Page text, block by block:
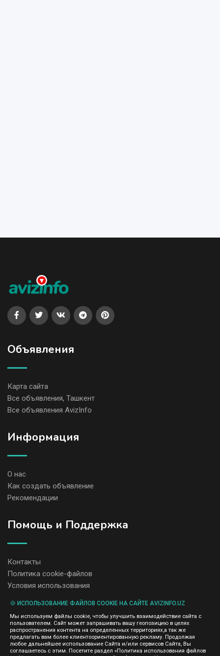
Объявления
Карта сайта
Все объявления, Ташкент
Все объявления AvizInfo
Информация
О нас
Как создать объявление
Рекомендации
Помощь и Поддержка
Контакты
Политика cookie-файлов
Условия использования
содержание размещенных объявлений.
Мы ценим конфиденциальность наших пользователей. Мы не
передаем и не продаем личную информацию зарегистрированных
пользователей AvizInfo.uz третьим лицам. Мы не отвечаем за
правила конфиденциальности сайтов на которые ссылается
🍪 ИСПОЛЬЗОВАНИЕ ФАЙЛОВ COOKIE НА САЙТЕ AVIZINFO.UZ
Мы используем файлы cookie, чтобы улучшить взаимодействие сайта с
пользователем. Сайт может запрашивать вашу геопозицию в целях
распространения контента на определенных территориях,а так же
предлагать вам более клиентоориентированную рекламу. Продолжая
любое дальнейшее использование Сайта и/или сервисов Сайта, Вы
соглашаетесь с этим. Посетите раздел «Политика использования файлов